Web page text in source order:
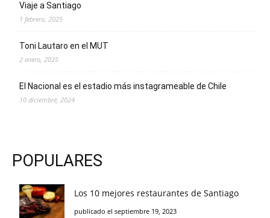
Viaje a Santiago
1 febrero, 2025
Toni Lautaro en el MUT
2 enero, 2025
El Nacional es el estadio más instagrameable de Chile
10 diciembre, 2024
POPULARES
Los 10 mejores restaurantes de Santiago
publicado el septiembre 19, 2023